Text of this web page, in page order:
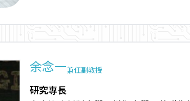
余念一兼任副教授
研究專長